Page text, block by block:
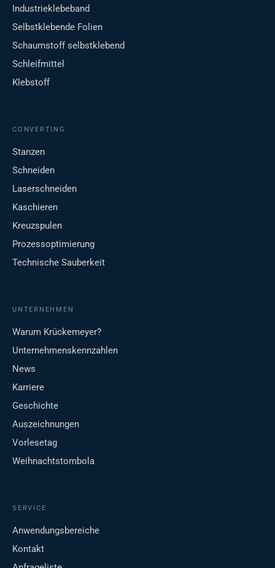
Industrieklebeband
Selbstklebende Folien
Schaumstoff selbstklebend
Schleifmittel
Klebstoff
CONVERTING
Stanzen
Schneiden
Laserschneiden
Kaschieren
Kreuzspulen
Prozessoptimierung
Technische Sauberkeit
UNTERNEHMEN
Warum Krückemeyer?
Unternehmenskennzahlen
News
Karriere
Geschichte
Auszeichnungen
Vorlesetag
Weihnachtstombola
SERVICE
Anwendungsbereiche
Kontakt